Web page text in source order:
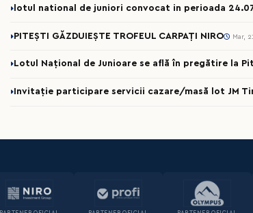
lotul national de juniori convocat in perioada
PITEȘTI GĂZDUIEȘTE TROFEUL CARPAȚI NIRO Mar,
Lotul Național de Junioare se află în pregătire la
Invitație participare servicii cazare/masă lot JM